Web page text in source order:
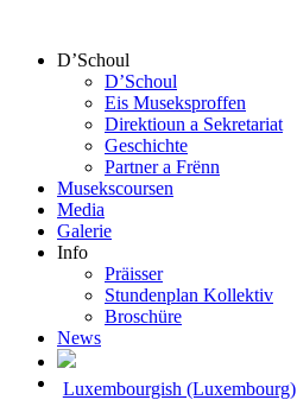
D’Schoul
D’Schoul
Eis Museksproffen
Direktioun a Sekretariat
Geschichte
Partner a Frënn
Musekscoursen
Media
Galerie
Info
Präisser
Stundenplan Kollektiv
Broschüre
News
Luxembourgish (Luxembourg)